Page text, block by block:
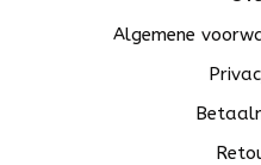
Algemene